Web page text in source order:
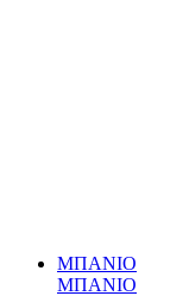
ΜΠΑΝΙΟ
ΜΠΑΝΙΟ